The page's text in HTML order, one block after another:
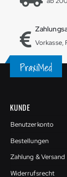
Vorkasse,
KUNDE
Benutzerkonto
Bestellungen
Zahlung & Versand
Widerrufsrecht